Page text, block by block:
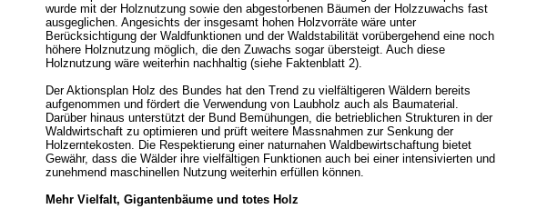
wurde mit der Holznutzung sowie den abgestorbenen Bäumen der Holzzuwachs fast
ausgeglichen. Angesichts der insgesamt hohen Holzvorräte wäre unter
Berücksichtigung der Waldfunktionen und der Waldstabilität vorübergehend eine noch
höhere Holznutzung möglich, die den Zuwachs sogar übersteigt. Auch diese
Holznutzung wäre weiterhin nachhaltig (siehe Faktenblatt 2).
Der Aktionsplan Holz des Bundes hat den Trend zu vielfältigeren Wäldern bereits
aufgenommen und fördert die Verwendung von Laubholz auch als Baumaterial.
Darüber hinaus unterstützt der Bund Bemühungen, die betrieblichen Strukturen in der
Waldwirtschaft zu optimieren und prüft weitere Massnahmen zur Senkung der
Holzerntekosten. Die Respektierung einer naturnahen Waldbewirtschaftung bietet
Gewähr, dass die Wälder ihre vielfältigen Funktionen auch bei einer intensivierten und
zunehmend maschinellen Nutzung weiterhin erfüllen können.
Mehr Vielfalt, Gigantenbäume und totes Holz